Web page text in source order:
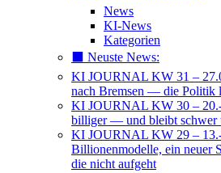
News
KI-News
Kategorien
⬛️ Neuste News:
KI JOURNAL KW 31 –
nach Bremsen — die Politik
KI JOURNAL KW 30 –
billiger — und bleibt schwer
KI JOURNAL KW 29 –
Billionenmodelle, ein neuer
die nicht aufgeht